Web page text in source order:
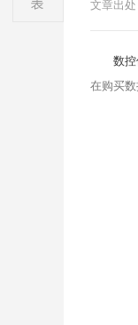
文章出
数
在购买